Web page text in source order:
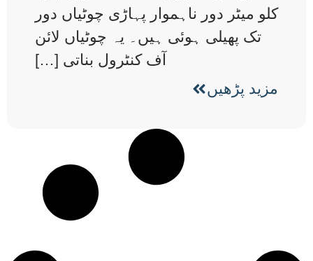
کلو میٹر دور ناہموار پہاڑی چوٹیاں دور
تک پھیلی ہوئی ہیں۔ یہ چوٹیاں لائن
آف کنٹرول بناتی […]
مزید پڑھیں